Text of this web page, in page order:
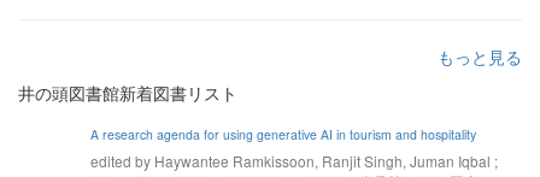
もっと見る
井の頭図書館新着図書リスト
A research agenda for using generative AI in tourism and hospitality
edited by Haywantee Ramkissoon, Ranjit Singh, Juman Iqbal ;